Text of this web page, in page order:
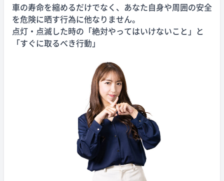
車の寿命を縮めるだけでなく、あなた自身や周囲の安全
を危険に晒す行為に他なりません。
点灯・点滅した時の「絶対やってはいけないこと」と
「すぐに取るべき行動」